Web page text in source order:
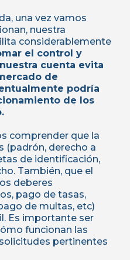
una vez vamos
nuestra
considerablemente
el control y
cuenta evita
de
podría
de los
comprender que la
(padrón, derecho a
de identificación,
También, que el
deberes
pago de tasas,
de multas, etc)
Es importante ser
funcionan las
pertinentes